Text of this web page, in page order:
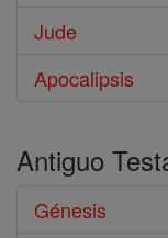
Jude
Apocalipsis
Antiguo
Génesis